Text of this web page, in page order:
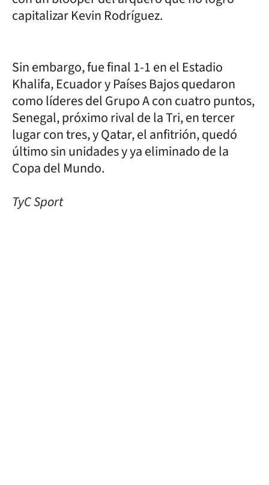
capitalizar Kevin Rodríguez.
Sin embargo, fue final 1-1 en el Estadio
Khalifa, Ecuador y Países Bajos quedaron
como líderes del Grupo A con cuatro puntos,
Senegal, próximo rival de la Tri, en tercer
lugar con tres, y Qatar, el anfitrión, quedó
último sin unidades y ya eliminado de la
Copa del Mundo.
TyC Sport